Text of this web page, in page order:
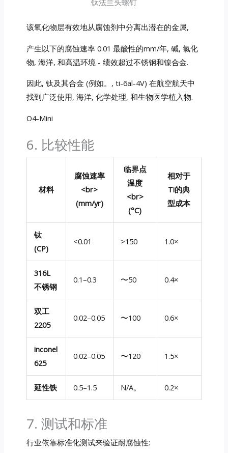
钛法兰头螺钉
该氧化物层有效地从腐蚀剂中分离出潜在的金属,
产生以下的腐蚀速率 0.01 最酸性的mm/年, 碱, 氯化
物, 海洋, 和高温环境 - 绩效超过不锈钢和镍合金.
因此, 钛及其合金 (例如。, ti-6al-4V) 在航空航天中
找到广泛使用, 海洋, 化学处理, 和生物医学植入物.
O4-Mini
6. 比较性能
材料
腐蚀速率
<br>
(mm/yr)
临界点
温度
<br>
(°C)
相对于
Ti的典
型成本
钛
(CP)
<0.01 >150 1.0×
316L
不锈钢
0.1–0.3 〜50 0.4×
双工
2205
0.02–0.05 〜100 0.6×
inconel
625
0.02–0.05 〜120 1.5×
延性铁 0.5–1.5 N/A。 0.2×
7. 测试和标准
行业依靠标准化测试来验证耐腐蚀性: